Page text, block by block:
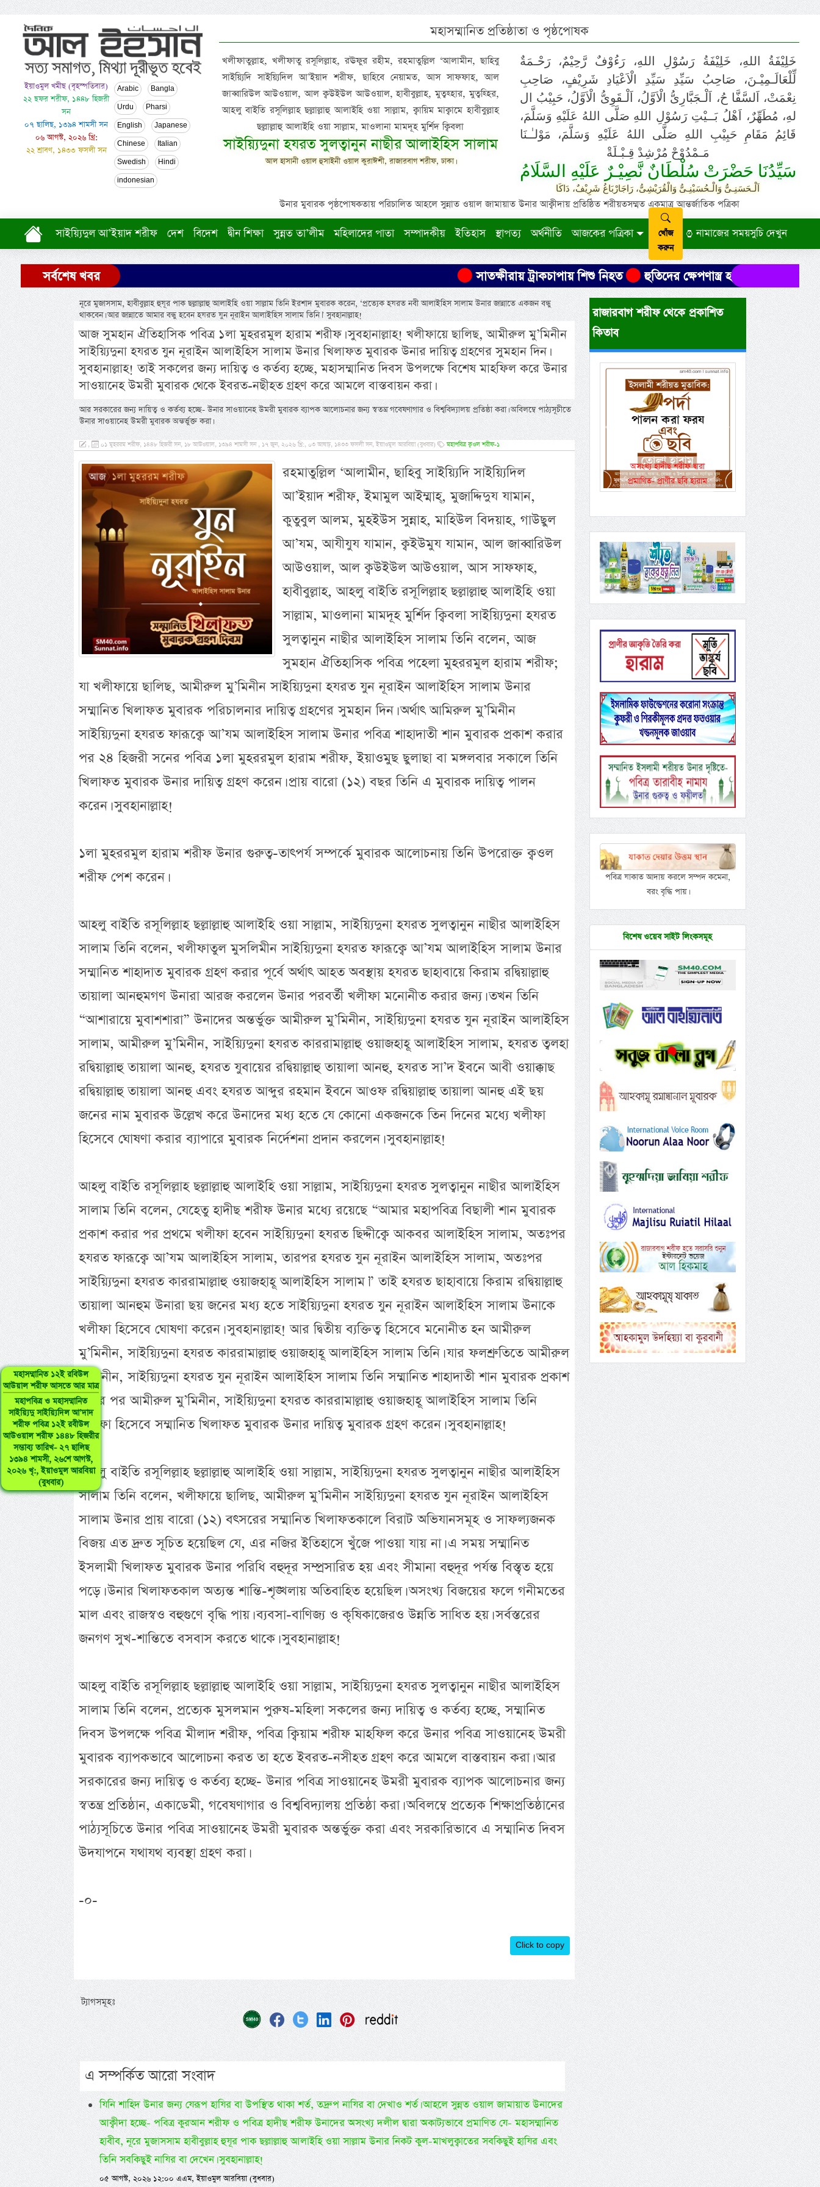
ইয়াওমুল খমীছ (বৃহস্পতিবার)
২২ ছফর শরীফ, ১৪৪৮ হিজরী
সন
০৭ ছালিছ, ১৩৯৪ শামসী সন
০৬ আগস্ট, ২০২৬ খ্রি:
২২ শ্রাবণ, ১৪৩৩ ফসলী সন
Arabic Bangla
Urdu Pharsi
English Japanese
Chinese Italian
Swedish Hindi
indonesian
মহাসম্মানিত প্রতিষ্ঠাতা ও পৃষ্ঠপোষক
খলীফাতুল্লাহ, খলীফাতু রসূলিল্লাহ, রঊফুর রহীম, রহমাতুল্লিল ‘আলামীন, ছাহিবু
সাইয়্যিদি সাইয়্যিদিল আ’ইয়াদ শরীফ, ছাহিবে নেয়ামত, আস সাফফাহ, আল
জাব্বারিউল আউওয়াল, আল ক্বউইউল আউওয়াল, হাবীবুল্লাহ, মুত্বহ্হার, মুত্বহ্হির,
আহলু বাইতি রসূলিল্লাহ ছল্লাল্লাহু আলাইহি ওয়া সাল্লাম, ক্বায়িম মাক্বামে হাবীবুল্লাহ
ছল্লাল্লাহু আলাইহি ওয়া সাল্লাম, মাওলানা মামদূহ মুর্শিদ ক্বিবলা
সাইয়্যিদুনা হযরত সুলত্বানুন নাছীর আলাইহিস সালাম
আল হাসানী ওয়াল হুসাইনী ওয়াল কুরাঈশী, রাজারবাগ শরীফ, ঢাকা।
خَلِيْفَةُ اللهِ، خَلِيْفَةُ رَسُوْلِ اللهِ، رَءُوْفٌ رَّحِيْمٌ، رَحْـمَةٌ
لِّلْعَالَـمِيْـنَ، صَاحِبُ سَيِّدِ سَيِّدِ الْاَعْيَادِ شَرِيْفٍ، صَاحِبِ
نِعْمَتْ، اَلسَّفَّا حُ، اَلْـجَبَّارِىُّ الْاَوَّلُ، اَلْـقَوِىُّ الْاَوَّلُ، حَبِيْبُ ال
لهِ، مُطَهِّرٌ، اَهْلُ بَــيْتِ رَسُوْلِ اللهِ صَلَّى اللهُ عَلَيْهِ وَسَلَّمَ،
قَائِمُ مَقَامِ حَبِيْبِ اللهِ صَلَّى اللهُ عَلَيْهِ وَسَلَّمَ، مَوْلـٰـنَا
مَـمْدُوْحْ مُرْشِدْ قِـبْـلَةْ
سَيِّدُنَا حَضْرَتْ سُلْطَانٌ نَّصِيْـرٌ عَلَيْهِ السَّلَامُ
اَلْـحَسَنِـىُّ وَالْـحُسَيْنِـىُّ وَالْقُرَيْشِىُّ، رَاجَارْبَاغُ شَرِيْفٌ، دَاكَا
উনার মুবারক পৃষ্ঠপোষকতায় পরিচালিত আহলে সুন্নাত ওয়াল জামায়াত উনার আক্বীদায় প্রতিষ্ঠিত শরীয়তসম্মত একমাত্র আন্তর্জাতিক পত্রিকা
সাইয়্যিদুল আ’ইয়াদ শরীফ দেশ বিদেশ দ্বীন শিক্ষা সুন্নত তা’লীম মহিলাদের পাতা সম্পাদকীয় ইতিহাস স্থাপত্য অর্থনীতি আজকের পত্রিকা
খোঁজ
করুন
নামাজের সময়সুচি দেখুন
সর্বশেষ খবর সাতক্ষীরায় ট্রাকচাপায় শিশু নিহত হুতিদের ক্ষেপণাস্ত্র হামলায় ৩০ ইয়েমেনি সেনা
মহাসম্মানিত ১২ই রবিউল
আউয়াল শরীফ আসতে আর মাত্র
মহাপবিত্র ও মহাসম্মানিত
সাইয়্যিদু সাইয়্যিদিল আ’দাদ
শরীফ পবিত্র ১২ই রবীউল
আউওয়াল শরীফ ১৪৪৮ হিজরীর
সম্ভাব্য তারিখ- ২৭ ছালিছ
১৩৯৪ শামসী, ২৬শে আগস্ট,
২০২৬ খৃ:, ইয়াওমুল আরবিয়া
(বুধবার)
নূরে মুজাসসাম, হাবীবুল্লাহ হুযূর পাক ছল্লাল্লাহু আলাইহি ওয়া সাল্লাম তিনি ইরশাদ মুবারক করেন, ‘প্রত্যেক হযরত নবী আলাইহিস সালাম উনার জান্নাতে একজন বন্ধু
থাকবেন। আর জান্নাতে আমার বন্ধু হবেন হযরত যুন নূরাইন আলাইহিস সালাম তিনি।’ সুবহানাল্লাহ!
আজ সুমহান ঐতিহাসিক পবিত্র ১লা মুহররমুল হারাম শরীফ। সুবহানাল্লাহ! খলীফায়ে ছালিছ, আমীরুল মু’মিনীন
সাইয়্যিদুনা হযরত যুন নূরাইন আলাইহিস সালাম উনার খিলাফত মুবারক উনার দায়িত্ব গ্রহণের সুমহান দিন।
সুবহানাল্লাহ! তাই সকলের জন্য দায়িত্ব ও কর্তব্য হচ্ছে, মহাসম্মানিত দিবস উপলক্ষে বিশেষ মাহফিল করে উনার
সাওয়ানেহ উমরী মুবারক থেকে ইবরত-নছীহত গ্রহণ করে আমলে বাস্তবায়ন করা।
আর সরকারের জন্য দায়িত্ব ও কর্তব্য হচ্ছে- উনার সাওয়ানেহ উমরী মুবারক ব্যাপক আলোচনার জন্য স্বতন্ত্র গবেষণাগার ও বিশ্ববিদ্যালয় প্রতিষ্ঠা করা। অবিলম্বে পাঠ্যসূচীতে
উনার সাওয়ানেহ উমরী মুবারক অন্তর্ভুক্ত করা।
, ০১ মুহররম শরীফ, ১৪৪৮ হিজরী সন, ১৮ আউওয়াল, ১৩৯৪ শামসী সন , ১৭ জুন, ২০২৬ খ্রি:, ০৩ আষাঢ়, ১৪৩৩ ফসলী সন, ইয়াওমুল আরবিয়া (বুধবার) মহাপবিত্র ক্বওল শরীফ-১
রহমাতুল্লিল ‘আলামীন, ছাহিবু সাইয়্যিদি সাইয়্যিদিল
আ’ইয়াদ শরীফ, ইমামুল আইম্মাহ্, মুজাদ্দিদুয যামান,
কুতুবুল আলম, মুহইউস সুন্নাহ, মাহিউল বিদয়াহ, গাউছুল
আ’যম, আযীযুয যামান, ক্বইউমুয যামান, আল জাব্বারিউল
আউওয়াল, আল ক্বউইউল আউওয়াল, আস সাফফাহ,
হাবীবুল্লাহ, আহলু বাইতি রসূলিল্লাহ ছল্লাল্লাহু আলাইহি ওয়া
সাল্লাম, মাওলানা মামদূহ মুর্শিদ ক্বিবলা সাইয়্যিদুনা হযরত
সুলত্বানুন নাছীর আলাইহিস সালাম তিনি বলেন, আজ
সুমহান ঐতিহাসিক পবিত্র পহেলা মুহররমুল হারাম শরীফ;
যা খলীফায়ে ছালিছ, আমীরুল মু’মিনীন সাইয়্যিদুনা হযরত যুন নূরাইন আলাইহিস সালাম উনার
সম্মানিত খিলাফত মুবারক পরিচালনার দায়িত্ব গ্রহণের সুমহান দিন। অর্থাৎ আমিরুল মু’মিনীন
সাইয়্যিদুনা হযরত ফারূক্বে আ’যম আলাইহিস সালাম উনার পবিত্র শাহাদাতী শান মুবারক প্রকাশ করার
পর ২৪ হিজরী সনের পবিত্র ১লা মুহররমুল হারাম শরীফ, ইয়াওমুছ ছুলাছা বা মঙ্গলবার সকালে তিনি
খিলাফত মুবারক উনার দায়িত্ব গ্রহণ করেন। প্রায় বারো (১২) বছর তিনি এ মুবারক দায়িত্ব পালন
করেন। সুবহানাল্লাহ!
১লা মুহররমুল হারাম শরীফ উনার গুরুত্ব-তাৎপর্য সম্পর্কে মুবারক আলোচনায় তিনি উপরোক্ত ক্বওল
শরীফ পেশ করেন।
আহলু বাইতি রসূলিল্লাহ ছল্লাল্লাহু আলাইহি ওয়া সাল্লাম, সাইয়্যিদুনা হযরত সুলত্বানুন নাছীর আলাইহিস
সালাম তিনি বলেন, খলীফাতুল মুসলিমীন সাইয়্যিদুনা হযরত ফারূক্বে আ’যম আলাইহিস সালাম উনার
সম্মানিত শাহাদাত মুবারক গ্রহণ করার পূর্বে অর্থাৎ আহত অবস্থায় হযরত ছাহাবায়ে কিরাম রদ্বিয়াল্লাহু
তায়ালা আনহুমগণ উনারা আরজ করলেন উনার পরবর্তী খলীফা মনোনীত করার জন্য। তখন তিনি
“আশারায়ে মুবাশশারা” উনাদের অন্তর্ভুক্ত আমীরুল মু’মিনীন, সাইয়্যিদুনা হযরত যুন নূরাইন আলাইহিস
সালাম, আমীরুল মু’মিনীন, সাইয়্যিদুনা হযরত কাররামাল্লাহু ওয়াজহাহূ আলাইহিস সালাম, হযরত ত্বলহা
রদ্বিয়াল্লাহু তায়ালা আনহু, হযরত যুবায়ের রদ্বিয়াল্লাহু তায়ালা আনহু, হযরত সা’দ ইবনে আবী ওয়াক্কাছ
রদ্বিয়াল্লাহু তায়ালা আনহু এবং হযরত আব্দুর রহমান ইবনে আওফ রদ্বিয়াল্লাহু তায়ালা আনহু এই ছয়
জনের নাম মুবারক উল্লেখ করে উনাদের মধ্য হতে যে কোনো একজনকে তিন দিনের মধ্যে খলীফা
হিসেবে ঘোষণা করার ব্যাপারে মুবারক নির্দেশনা প্রদান করলেন। সুবহানাল্লাহ!
আহলু বাইতি রসূলিল্লাহ ছল্লাল্লাহু আলাইহি ওয়া সাল্লাম, সাইয়্যিদুনা হযরত সুলত্বানুন নাছীর আলাইহিস
সালাম তিনি বলেন, যেহেতু হাদীছ শরীফ উনার মধ্যে রয়েছে “আমার মহাপবিত্র বিছালী শান মুবারক
প্রকাশ করার পর প্রথমে খলীফা হবেন সাইয়্যিদুনা হযরত ছিদ্দীক্বে আকবর আলাইহিস সালাম, অতঃপর
হযরত ফারূক্বে আ’যম আলাইহিস সালাম, তারপর হযরত যুন নূরাইন আলাইহিস সালাম, অতঃপর
সাইয়্যিদুনা হযরত কাররামাল্লাহু ওয়াজহাহূ আলাইহিস সালাম।” তাই হযরত ছাহাবায়ে কিরাম রদ্বিয়াল্লাহু
তায়ালা আনহুম উনারা ছয় জনের মধ্য হতে সাইয়্যিদুনা হযরত যুন নূরাইন আলাইহিস সালাম উনাকে
খলীফা হিসেবে ঘোষণা করেন। সুবহানাল্লাহ! আর দ্বিতীয় ব্যক্তিত্ব হিসেবে মনোনীত হন আমীরুল
মু’মিনীন, সাইয়্যিদুনা হযরত কাররামাল্লাহু ওয়াজহাহূ আলাইহিস সালাম তিনি। যার ফলশ্রুতিতে আমীরুল
মু’মিনীন, সাইয়্যিদুনা হযরত যুন নূরাইন আলাইহিস সালাম তিনি সম্মানিত শাহাদাতী শান মুবারক প্রকাশ
করার পর আমীরুল মু’মিনীন, সাইয়্যিদুনা হযরত কাররামাল্লাহু ওয়াজহাহূ আলাইহিস সালাম তিনি
খলীফা হিসেবে সম্মানিত খিলাফত মুবারক উনার দায়িত্ব মুবারক গ্রহণ করেন। সুবহানাল্লাহ!
আহলু বাইতি রসূলিল্লাহ ছল্লাল্লাহু আলাইহি ওয়া সাল্লাম, সাইয়্যিদুনা হযরত সুলত্বানুন নাছীর আলাইহিস
সালাম তিনি বলেন, খলীফায়ে ছালিছ, আমীরুল মু’মিনীন সাইয়্যিদুনা হযরত যুন নূরাইন আলাইহিস
সালাম উনার প্রায় বারো (১২) বৎসরের সম্মানিত খিলাফতকালে বিরাট অভিযানসমূহ ও সাফল্যজনক
বিজয় এত দ্রুত সূচিত হয়েছিল যে, এর নজির ইতিহাসে খুঁজে পাওয়া যায় না। এ সময় সম্মানিত
ইসলামী খিলাফত মুবারক উনার পরিধি বহুদূর সম্প্রসারিত হয় এবং সীমানা বহুদূর পর্যন্ত বিস্তৃত হয়ে
পড়ে। উনার খিলাফতকাল অত্যন্ত শান্তি-শৃঙ্খলায় অতিবাহিত হয়েছিল। অসংখ্য বিজয়ের ফলে গনীমতের
মাল এবং রাজস্বও বহুগুণে বৃদ্ধি পায়। ব্যবসা-বাণিজ্য ও কৃষিকাজেরও উন্নতি সাধিত হয়। সর্বস্তরের
জনগণ সুখ-শান্তিতে বসবাস করতে থাকে। সুবহানাল্লাহ!
আহলু বাইতি রসূলিল্লাহ ছল্লাল্লাহু আলাইহি ওয়া সাল্লাম, সাইয়্যিদুনা হযরত সুলত্বানুন নাছীর আলাইহিস
সালাম তিনি বলেন, প্রত্যেক মুসলমান পুরুষ-মহিলা সকলের জন্য দায়িত্ব ও কর্তব্য হচ্ছে, সম্মানিত
দিবস উপলক্ষে পবিত্র মীলাদ শরীফ, পবিত্র ক্বিয়াম শরীফ মাহফিল করে উনার পবিত্র সাওয়ানেহ উমরী
মুবারক ব্যাপকভাবে আলোচনা করত তা হতে ইবরত-নসীহত গ্রহণ করে আমলে বাস্তবায়ন করা। আর
সরকারের জন্য দায়িত্ব ও কর্তব্য হচ্ছে- উনার পবিত্র সাওয়ানেহ উমরী মুবারক ব্যাপক আলোচনার জন্য
স্বতন্ত্র প্রতিষ্ঠান, একাডেমী, গবেষণাগার ও বিশ্ববিদ্যালয় প্রতিষ্ঠা করা। অবিলম্বে প্রত্যেক শিক্ষাপ্রতিষ্ঠানের
পাঠ্যসূচিতে উনার পবিত্র সাওয়ানেহ উমরী মুবারক অন্তর্ভুক্ত করা এবং সরকারিভাবে এ সম্মানিত দিবস
উদযাপনে যথাযথ ব্যবস্থা গ্রহণ করা।
-০-
Click to copy
ট্যাগসমূহঃ
এ সম্পর্কিত আরো সংবাদ
যিনি শাহিদ উনার জন্য যেরূপ হাযির বা উপস্থিত থাকা শর্ত, তদ্রুপ নাযির বা দেখাও শর্ত। আহলে সুন্নত ওয়াল জামায়াত উনাদের
আক্বীদা হচ্ছে- পবিত্র কুরআন শরীফ ও পবিত্র হাদীছ শরীফ উনাদের অসংখ্য দলীল দ্বারা অকাট্যভাবে প্রমাণিত যে- মহাসম্মানিত
হাবীব, নূরে মুজাসসাম হাবীবুল্লাহ হুযূর পাক ছল্লাল্লাহু আলাইহি ওয়া সাল্লাম উনার নিকট কুল-মাখলুক্বাতের সবকিছুই হাযির এবং
তিনি সবকিছুই নাযির বা দেখেন। সুবহানাল্লাহ!
০৫ আগস্ট, ২০২৬ ১২:০০ এএম, ইয়াওমুল আরবিয়া (বুধবার)
রাজারবাগ শরীফ থেকে প্রকাশিত
কিতাব
একই রানওয়েতে সামরিক-
বেসামরিক ফ্লাইট!
পবিত্র যাকাত আদায় করলে সম্পদ কমেনা,
বরং বৃদ্ধি পায়।
বিশেষ ওয়েব সাইট লিংকসমূহ